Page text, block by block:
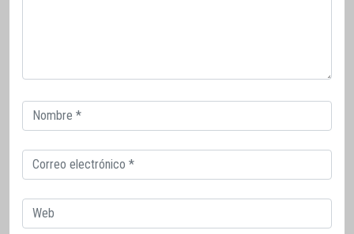
Correo
electrónico
Correo
electrónico
Web